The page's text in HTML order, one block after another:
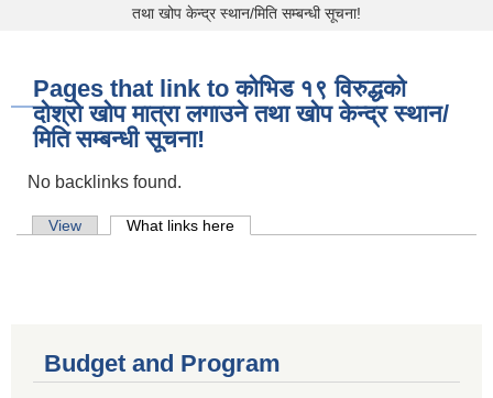
तथा खोप केन्द्र स्थान/मिति सम्बन्धी सूचना!
Pages that link to कोभिड १९ विरुद्धको
दोश्रो खोप मात्रा लगाउने तथा खोप केन्द्र स्थान/
मिति सम्बन्धी सूचना!
No backlinks found.
Primary tabs
View What links here
Budget and Program